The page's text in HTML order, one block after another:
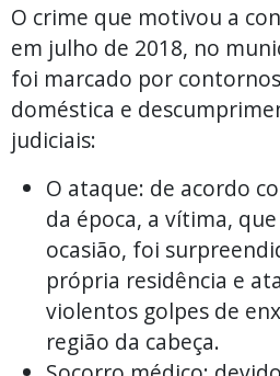
O crime que motivou a
em julho de 2018, no
foi marcado por
doméstica e
judiciais:
O ataque: de acordo
da época, a vítima,
ocasião, foi
própria residência e
violentos golpes de
região da cabeça.